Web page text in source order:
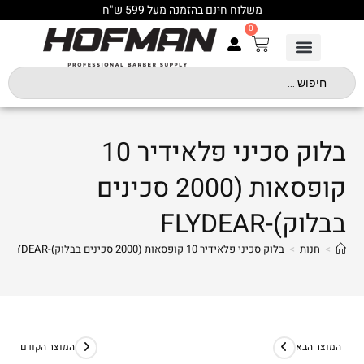
משלוח חינם בהזמנה מעל 599 ש"ח
0
בלוק סכיני פלאידיר 10
קופסאות (2000 סכינים
בבלוק)-FLYDEAR
> חנות > בלוק סכיני פלאידיר 10 קופסאות (2000 סכינים בבלוק)-FLYDEAR
המוצר הקודם המוצר הבא